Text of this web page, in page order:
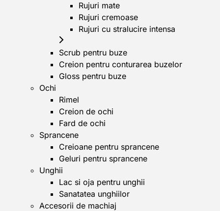
Rujuri mate
Rujuri cremoase
Rujuri cu stralucire intensa
Scrub pentru buze
Creion pentru conturarea buzelor
Gloss pentru buze
Ochi
Rimel
Creion de ochi
Fard de ochi
Sprancene
Creioane pentru sprancene
Geluri pentru sprancene
Unghii
Lac si oja pentru unghii
Sanatatea unghiilor
Accesorii de machiaj